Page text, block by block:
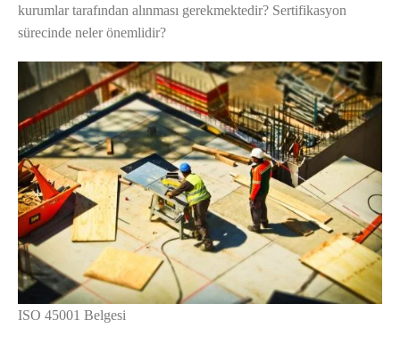
kurumlar tarafından alınması gerekmektedir? Sertifikasyon
sürecinde neler önemlidir?
ISO 45001 Belgesi